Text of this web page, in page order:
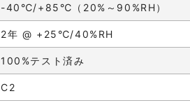
-40℃/+85℃（20%～90%RH）
2年 @ +25℃/40%RH
100%テスト済み
C2